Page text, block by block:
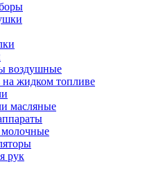
воздушные
на жидком топливе
масляные
рук